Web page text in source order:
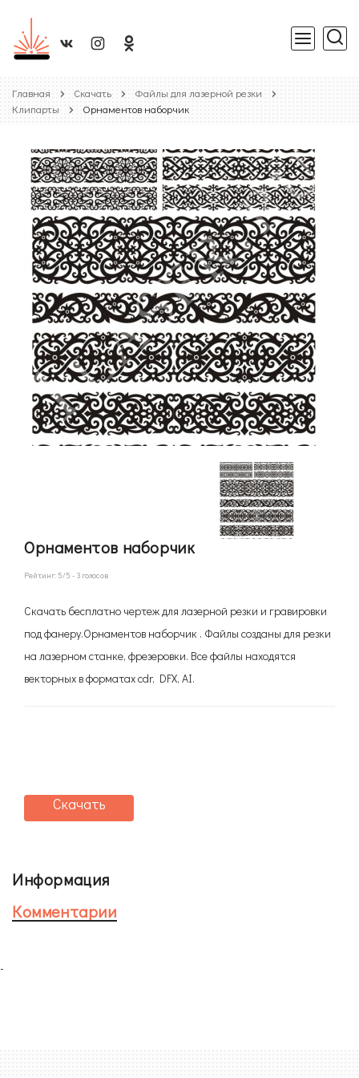
Главная Скачать
Файлы для лазерной резки
Клипарты
Орнаментов наборчик
Орнаментов наборчик
Рейтинг: 5/5 - 3 голосов
Скачать бесплатно чертеж для лазерной резки и гравировки
под фанеру.Орнаментов наборчик . Файлы созданы для резки
на лазерном станке, фрезеровки. Все файлы находятся
векторных в форматах cdr, DFX, AI.
Скачать
Информация
Комментарии
-